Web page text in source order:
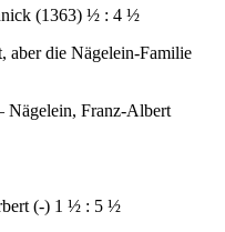
(1363) ½ : 4 ½
aber die Nägelein-Familie
Nägelein, Franz-Albert
(-) 1 ½ : 5 ½